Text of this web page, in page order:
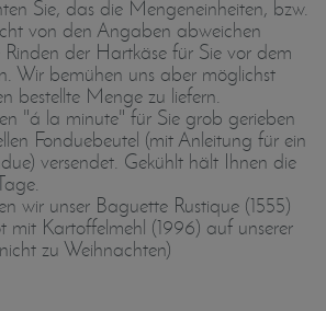
Sie, das die Mengeneinheiten, bzw.
von den Angaben abweichen
der Hartkäse für Sie vor dem
Wir bemühen uns aber möglichst
bestellte Menge zu liefern.
"á la minute" für Sie grob gerieben
Fonduebeutel (mit Anleitung für ein
versendet. Gekühlt hält Ihnen die
wir unser Baguette Rustique (1555)
mit Kartoffelmehl (1996) auf unserer
zu Weihnachten)